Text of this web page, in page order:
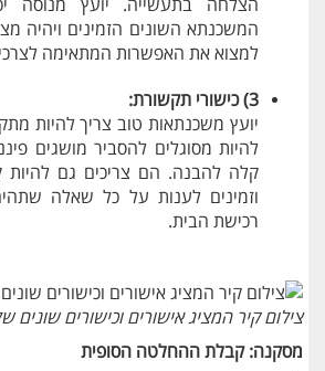
המשכנתא השונים הזמינים ויהיה
למצוא את האפשרות המתאימה
3) כישורי תקשורת:
יועץ משכנתאות טוב צריך להיות
להיות מסוגלים להסביר מושגים
קלה להבנה. הם צריכים גם להיות
וזמינים לענות על כל שאלה
רכישת הבית.
צילום קיר המציג אישורים וכישורים שונים
מסקנה: קבלת ההחלטה הסופית